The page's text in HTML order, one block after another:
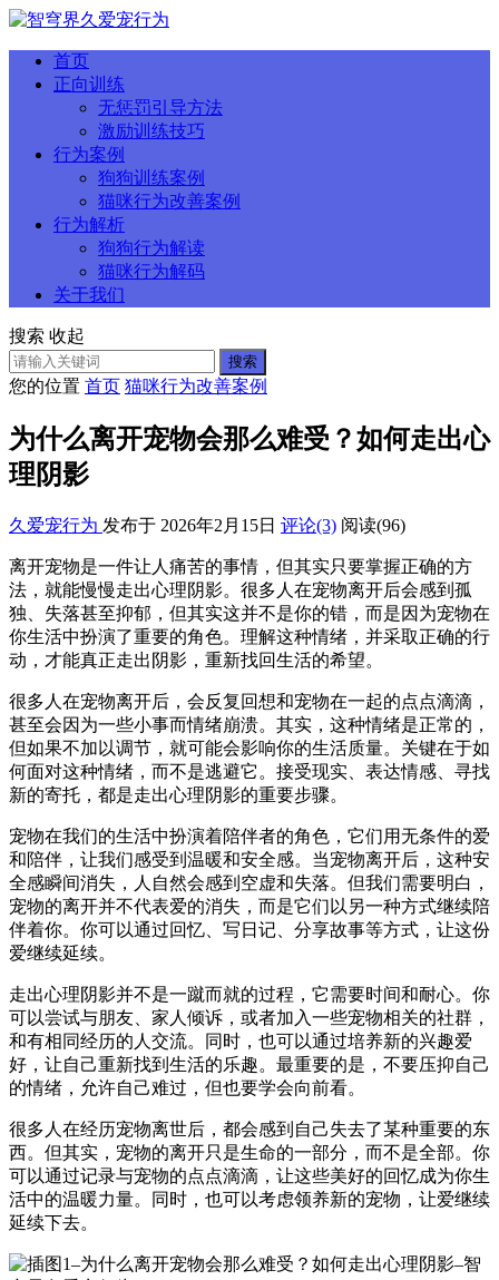
首页
正向训练
无惩罚引导方法
激励训练技巧
行为案例
狗狗训练案例
猫咪行为改善案例
行为解析
狗狗行为解读
猫咪行为解码
关于我们
搜索 收起
搜索
您的位置 首页 猫咪行为改善案例
为什么离开宠物会那么难受？如何走出心
理阴影
久爱宠行为 发布于 2026年2月15日 评论(3) 阅读(96)
离开宠物是一件让人痛苦的事情，但其实只要掌握正确的方
法，就能慢慢走出心理阴影。很多人在宠物离开后会感到孤
独、失落甚至抑郁，但其实这并不是你的错，而是因为宠物在
你生活中扮演了重要的角色。理解这种情绪，并采取正确的行
动，才能真正走出阴影，重新找回生活的希望。
很多人在宠物离开后，会反复回想和宠物在一起的点点滴滴，
甚至会因为一些小事而情绪崩溃。其实，这种情绪是正常的，
但如果不加以调节，就可能会影响你的生活质量。关键在于如
何面对这种情绪，而不是逃避它。接受现实、表达情感、寻找
新的寄托，都是走出心理阴影的重要步骤。
宠物在我们的生活中扮演着陪伴者的角色，它们用无条件的爱
和陪伴，让我们感受到温暖和安全感。当宠物离开后，这种安
全感瞬间消失，人自然会感到空虚和失落。但我们需要明白，
宠物的离开并不代表爱的消失，而是它们以另一种方式继续陪
伴着你。你可以通过回忆、写日记、分享故事等方式，让这份
爱继续延续。
走出心理阴影并不是一蹴而就的过程，它需要时间和耐心。你
可以尝试与朋友、家人倾诉，或者加入一些宠物相关的社群，
和有相同经历的人交流。同时，也可以通过培养新的兴趣爱
好，让自己重新找到生活的乐趣。最重要的是，不要压抑自己
的情绪，允许自己难过，但也要学会向前看。
很多人在经历宠物离世后，都会感到自己失去了某种重要的东
西。但其实，宠物的离开只是生命的一部分，而不是全部。你
可以通过记录与宠物的点点滴滴，让这些美好的回忆成为你生
活中的温暖力量。同时，也可以考虑领养新的宠物，让爱继续
延续下去。